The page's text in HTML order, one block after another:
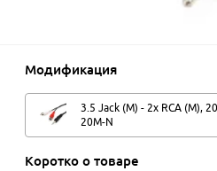
Модификация
3.5 Jack (M) - 2x RCA (M),
20M-N
Коротко о товаре